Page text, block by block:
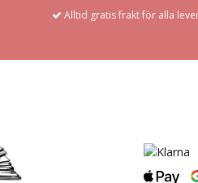
Alltid gratis frakt för alla